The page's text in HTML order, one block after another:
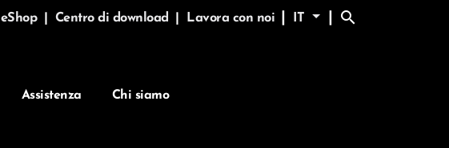
eShop Centro di download Lavora con noi IT search
Assistenza Chi siamo